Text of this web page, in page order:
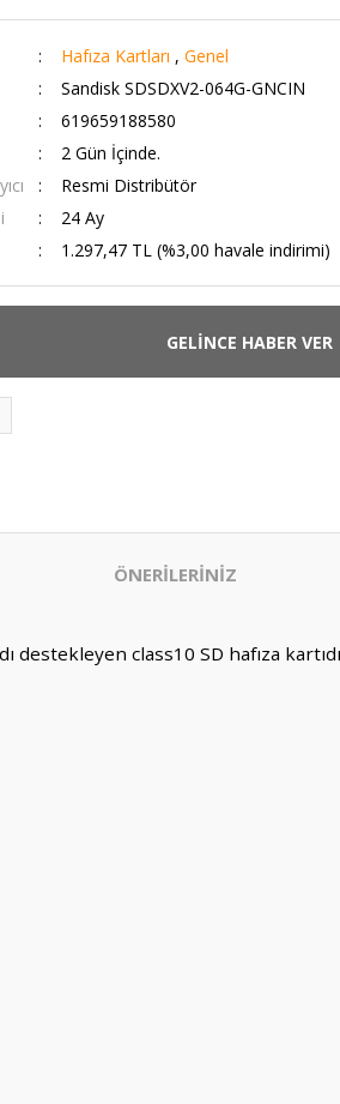
Hafıza Kartları , Genel
Sandisk SDSDXV2-064G-GNCIN
619659188580
2 Gün İçinde.
Resmi Distribütör
24 Ay
1.297,47 TL (%3,00 havale indirimi)
GELİNCE HABER VER
ÖNERİLERİNİZ
class10 SD hafıza